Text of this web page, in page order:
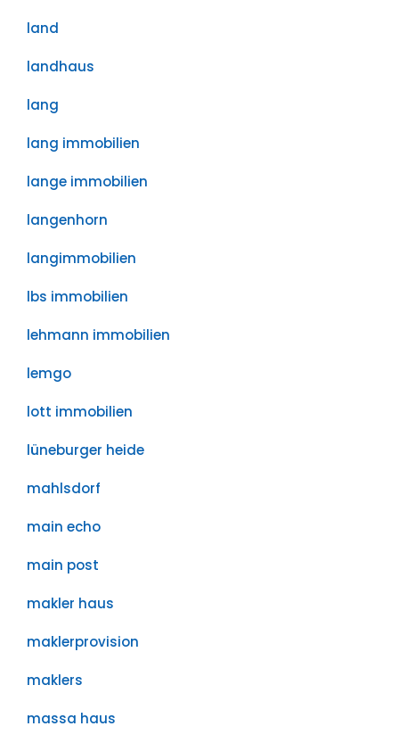
land
landhaus
lang
lang immobilien
lange immobilien
langenhorn
langimmobilien
lbs immobilien
lehmann immobilien
lemgo
lott immobilien
lüneburger heide
mahlsdorf
main echo
main post
makler haus
maklerprovision
maklers
massa haus